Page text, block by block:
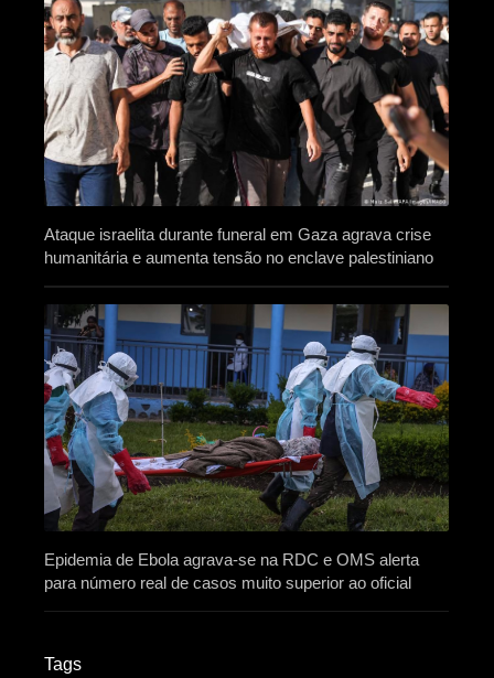
Ataque israelita durante funeral em Gaza agrava crise
humanitária e aumenta tensão no enclave palestiniano
Epidemia de Ebola agrava-se na RDC e OMS alerta
para número real de casos muito superior ao oficial
Tags